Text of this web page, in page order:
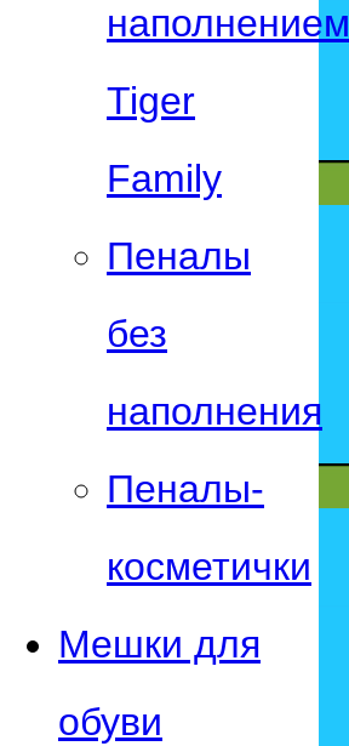
наполнением
Tiger
Family
Пеналы
без
наполнения
Пеналы-
косметички
Мешки для
обуви